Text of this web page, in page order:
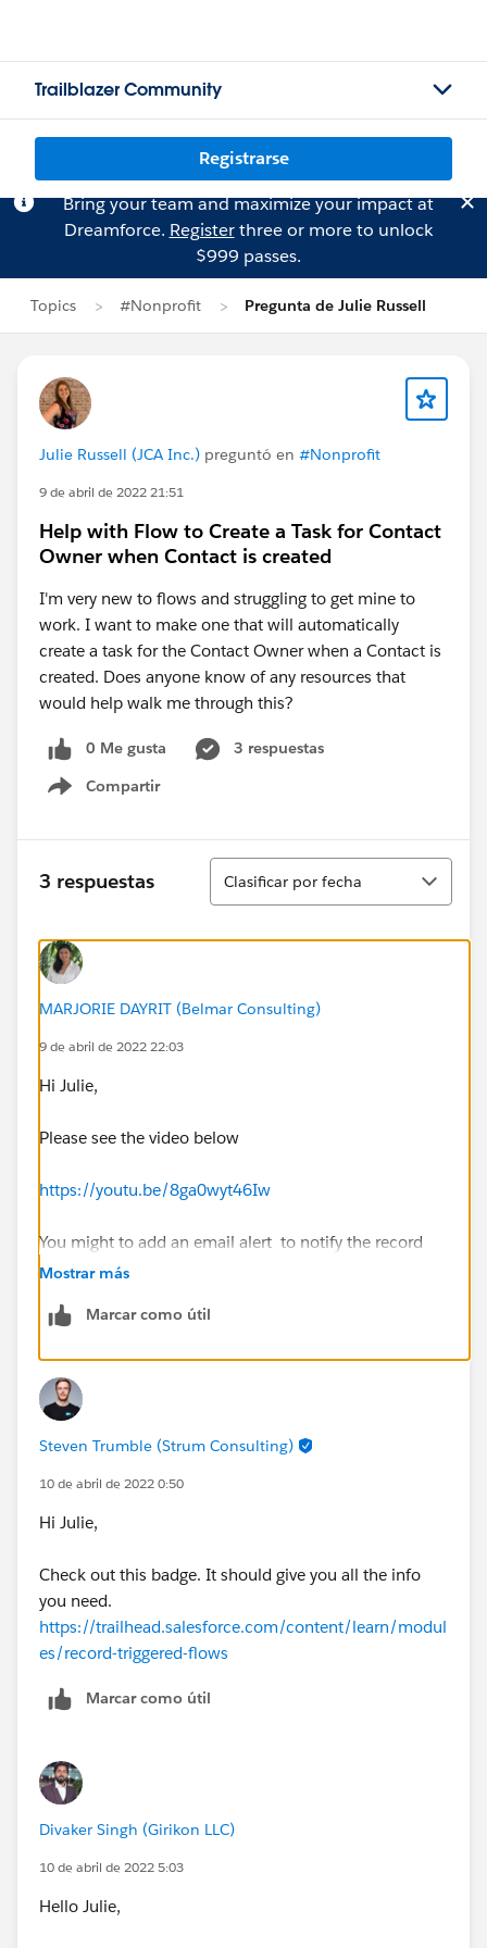
Trailblazer Community
Registrarse
Bring your team and maximize your impact at
Dreamforce. Registerthree or more to unlock
$999 passes.
Topics #Nonprofit Pregunta de Julie Russell
Julie Russell (JCA Inc.) preguntó en #Nonprofit
9 de abril de 2022 21:51
Help with Flow to Create a Task for Contact
Owner when Contact is created
I'm very new to flows and struggling to get mine to
work. I want to make one that will automatically
create a task for the Contact Owner when a Contact is
created. Does anyone know of any resources that
would help walk me through this?
0 Me gusta
3 respuestas
Compartir
Show menu
3 respuestas
Ordenar
Clasificar por fecha
MARJORIE DAYRIT (Belmar Consulting)
9 de abril de 2022 22:03
Hi Julie,
Please see the video below
https://youtu.be/8ga0wyt46Iw
You might to add an email alert to notify the record
owner about the task or a custom notification.
Mostrar más
Marcar como útil
Steven Trumble (Strum Consulting)
10 de abril de 2022 0:50
Hi Julie,
Check out this badge. It should give you all the info
you need.
https://trailhead.salesforce.com/content/learn/modul
es/record-triggered-flows
Marcar como útil
Divaker Singh (Girikon LLC)
10 de abril de 2022 5:03
Hello Julie,